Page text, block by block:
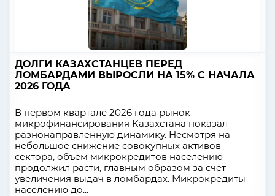
ДОЛГИ КАЗАХСТАНЦЕВ ПЕРЕД
ЛОМБАРДАМИ ВЫРОСЛИ НА 15% С НАЧАЛА
2026 ГОДА
В первом квартале 2026 года рынок
микрофинансирования Казахстана показал
разнонаправленную динамику. Несмотря на
небольшое снижение совокупных активов
сектора, объем микрокредитов населению
продолжил расти, главным образом за счет
увеличения выдач в ломбардах. Микрокредиты
населению до...